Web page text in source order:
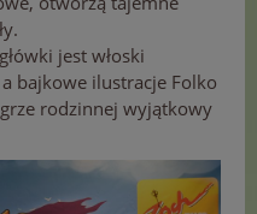
jest włoski
bajkowe ilustracje Folko
rodzinnej wyjątkowy